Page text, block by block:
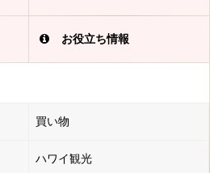
お役立ち情報
買い物
ハワイ観光